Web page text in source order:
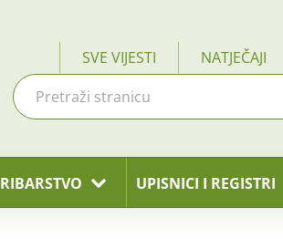
SVE VIJESTI NATJEČAJI
RIBARSTVO UPISNICI I REGISTRI